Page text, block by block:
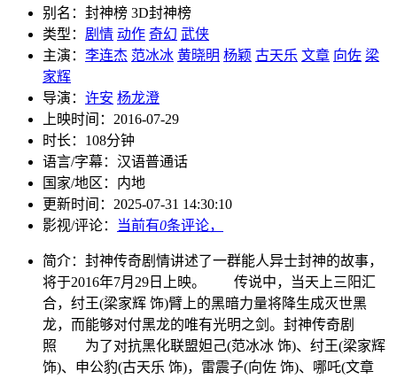
别名： 封神榜 3D封神榜
类型： 剧情 动作 奇幻 武侠
主演： 李连杰 范冰冰 黄晓明 杨颖 古天乐 文章 向佐 梁
家辉
导演： 许安 杨龙澄
上映时间： 2016-07-29
时长： 108分钟
语言/字幕： 汉语普通话
国家/地区： 内地
更新时间： 2025-07-31 14:30:10
影视/评论：
当前有0条评论，
简介： 封神传奇剧情讲述了一群能人异士封神的故事，
将于2016年7月29日上映。 传说中，当天上三阳汇
合，纣王(梁家辉 饰)臂上的黑暗力量将降生成灭世黑
龙，而能够对付黑龙的唯有光明之剑。封神传奇剧
照 为了对抗黑化联盟妲己(范冰冰 饰)、纣王(梁家辉
饰)、申公豹(古天乐 饰)，雷震子(向佐 饰)、哪吒(文章